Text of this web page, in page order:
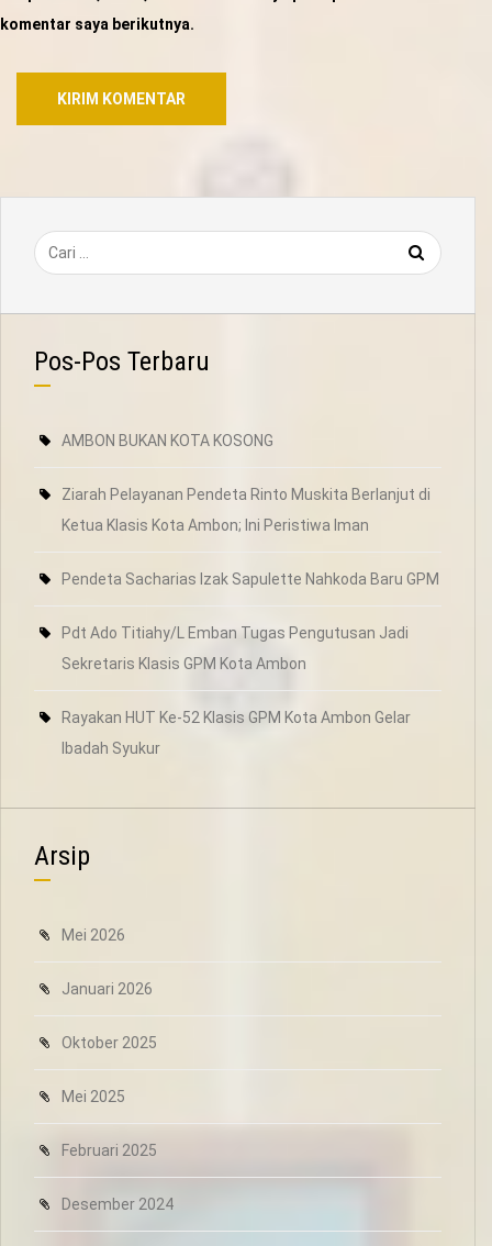
komentar saya berikutnya.
Pos-Pos Terbaru
AMBON BUKAN KOTA KOSONG
Ziarah Pelayanan Pendeta Rinto Muskita Berlanjut di
Ketua Klasis Kota Ambon; Ini Peristiwa Iman
Pendeta Sacharias Izak Sapulette Nahkoda Baru GPM
Pdt Ado Titiahy/L Emban Tugas Pengutusan Jadi
Sekretaris Klasis GPM Kota Ambon
Rayakan HUT Ke-52 Klasis GPM Kota Ambon Gelar
Ibadah Syukur
Arsip
Mei 2026
Januari 2026
Oktober 2025
Mei 2025
Februari 2025
Desember 2024